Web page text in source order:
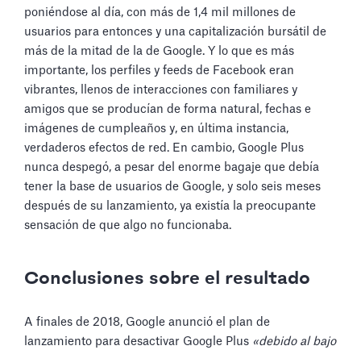
poniéndose al día, con más de 1,4 mil millones de
usuarios para entonces y una capitalización bursátil de
más de la mitad de la de Google. Y lo que es más
importante, los perfiles y feeds de Facebook eran
vibrantes, llenos de interacciones con familiares y
amigos que se producían de forma natural, fechas e
imágenes de cumpleaños y, en última instancia,
verdaderos efectos de red. En cambio, Google Plus
nunca despegó, a pesar del enorme bagaje que debía
tener la base de usuarios de Google, y solo seis meses
después de su lanzamiento, ya existía la preocupante
sensación de que algo no funcionaba.
Conclusiones sobre el resultado
A finales de 2018, Google anunció el plan de
lanzamiento para desactivar Google Plus «debido al bajo